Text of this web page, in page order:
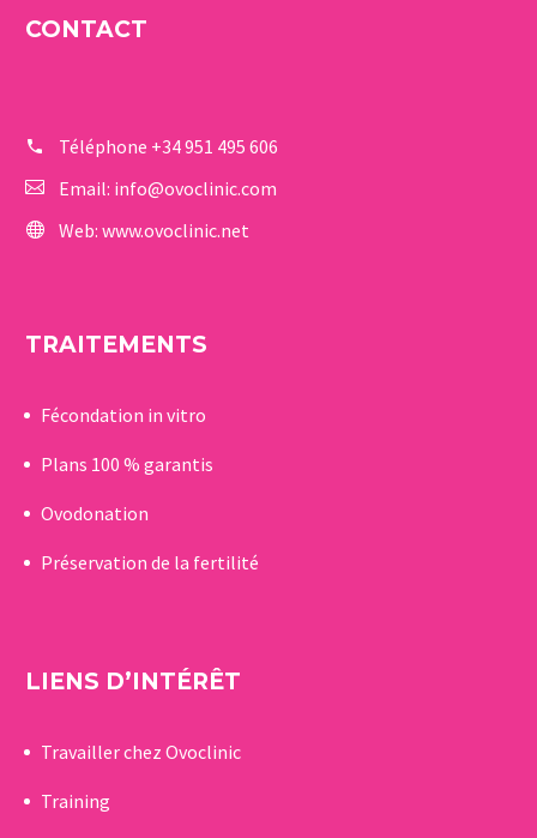
CONTACT
Téléphone +34 951 495 606
Email: info@ovoclinic.com
Web: www.ovoclinic.net
TRAITEMENTS
Fécondation in vitro
Plans 100 % garantis
Ovodonation
Préservation de la fertilité
LIENS D’INTÉRÊT
Travailler chez Ovoclinic
Training